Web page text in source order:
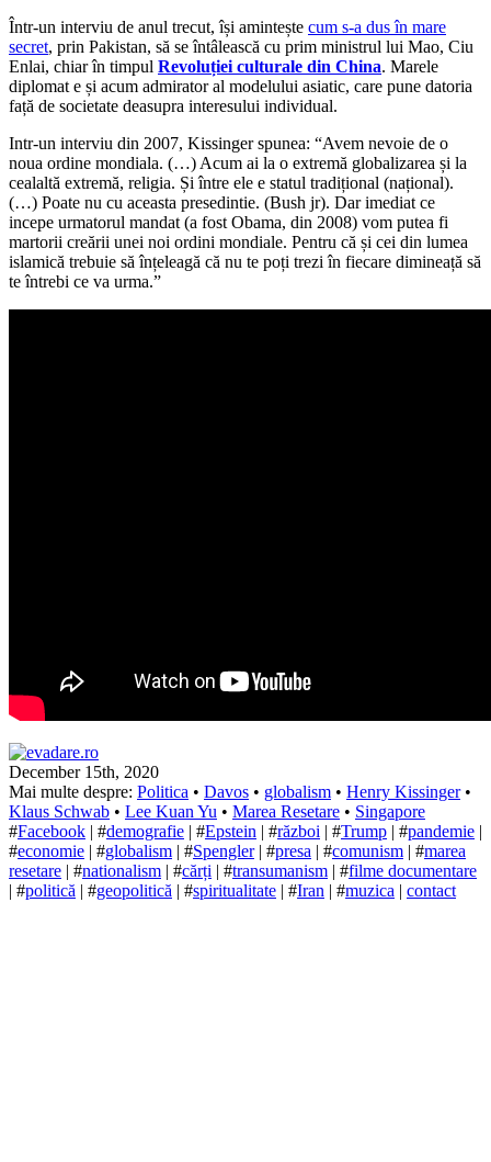
Într-un interviu de anul trecut, își amintește cum s-a dus în mare
secret, prin Pakistan, să se întâlească cu prim ministrul lui Mao, Ciu
Enlai, chiar în timpul Revoluției culturale din China. Marele
diplomat e și acum admirator al modelului asiatic, care pune datoria
față de societate deasupra interesului individual.
Intr-un interviu din 2007, Kissinger spunea: “Avem nevoie de o
noua ordine mondiala. (…) Acum ai la o extremă globalizarea și la
cealaltă extremă, religia. Și între ele e statul tradițional (național).
(…) Poate nu cu aceasta presedintie. (Bush jr). Dar imediat ce
incepe urmatorul mandat (a fost Obama, din 2008) vom putea fi
martorii creării unei noi ordini mondiale. Pentru că și cei din lumea
islamică trebuie să înțeleagă că nu te poți trezi în fiecare dimineață să
te întrebi ce va urma.”
December 15th, 2020
Mai multe despre: Politica • Davos • globalism • Henry Kissinger•
Klaus Schwab • Lee Kuan Yu • Marea Resetare • Singapore
#Facebook | #demografie | #Epstein | #război | #Trump | #pandemie |
#economie | #globalism | #Spengler| #presa | #comunism | #marea
resetare | #nationalism | #cărți | #transumanism | #filme documentare
| #politică | #geopolitică | #spiritualitate | #Iran | #muzica | contact